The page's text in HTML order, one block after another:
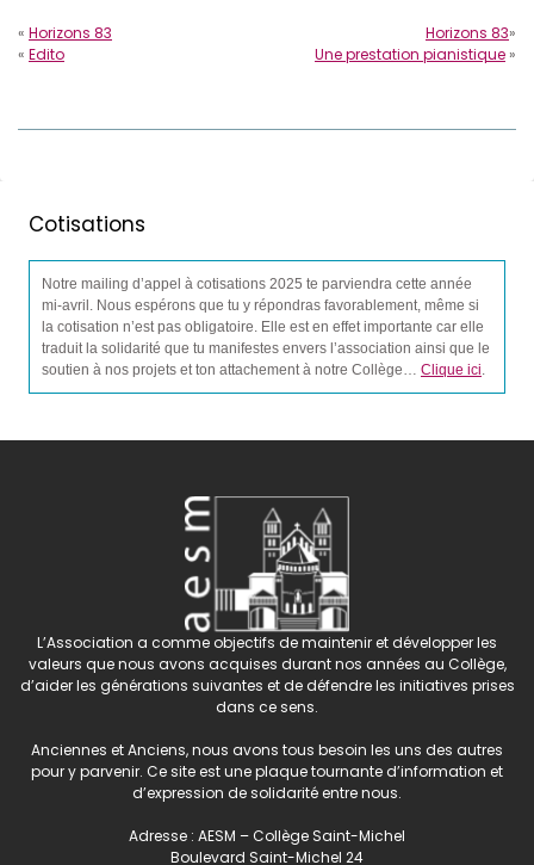
« Horizons 83
« Edito
Horizons 83»
Une prestation pianistique »
Cotisations
Notre mailing d’appel à cotisations 2025 te parviendra cette année
mi-avril. Nous espérons que tu y répondras favorablement, même si
la cotisation n’est pas obligatoire. Elle est en effet importante car elle
traduit la solidarité que tu manifestes envers l’association ainsi que le
soutien à nos projets et ton attachement à notre Collège… Clique ici.
L’Association a comme objectifs de maintenir et développer les
valeurs que nous avons acquises durant nos années au Collège,
d’aider les générations suivantes et de défendre les initiatives prises
dans ce sens.
Anciennes et Anciens, nous avons tous besoin les uns des autres
pour y parvenir. Ce site est une plaque tournante d’information et
d’expression de solidarité entre nous.
Adresse : AESM – Collège Saint-Michel
Boulevard Saint-Michel 24